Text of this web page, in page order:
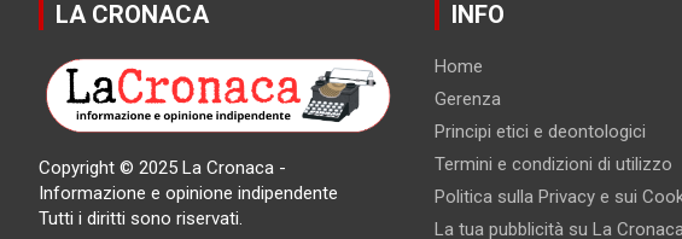
LA CRONACA
Copyright © 2025 La Cronaca -
Informazione e opinione indipendente
Tutti i diritti sono riservati.
INFO
Home
Gerenza
Principi etici e deontologici
Termini e condizioni di utilizzo
Politica sulla Privacy e sui
La tua pubblicità su La